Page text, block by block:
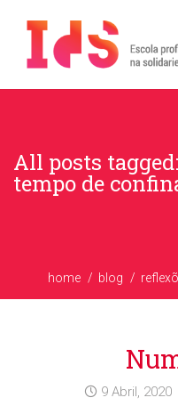
All posts
tempo de
home blog
9 Abril, 2020